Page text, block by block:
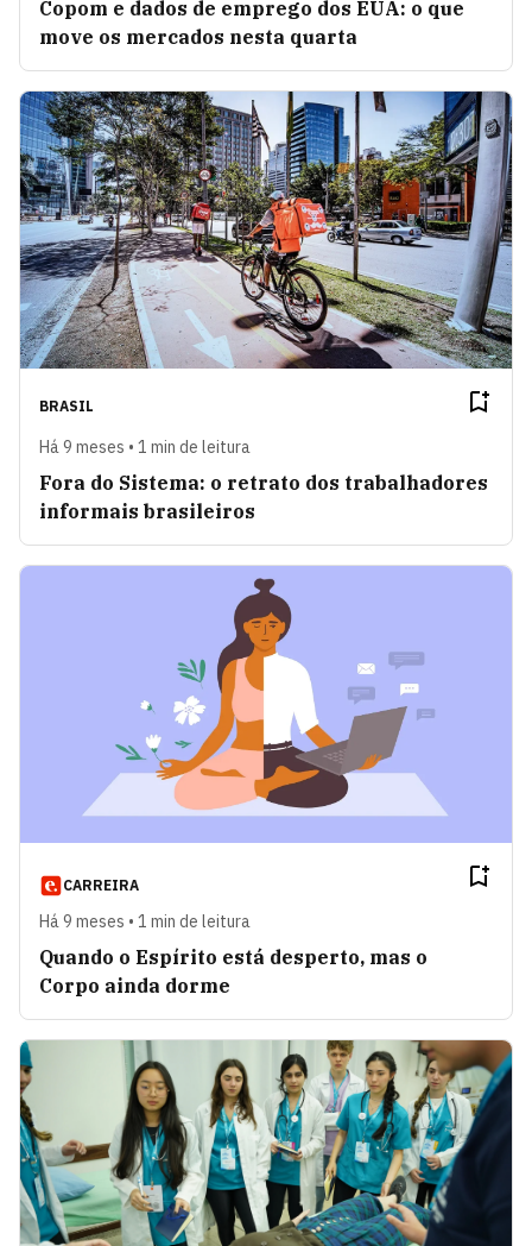
Copom e dados de emprego dos EUA: o que
move os mercados nesta quarta
BRASIL
Há 9 meses • 1 min de leitura
Fora do Sistema: o retrato dos trabalhadores
informais brasileiros
CARREIRA
Há 9 meses • 1 min de leitura
Quando o Espírito está desperto, mas o
Corpo ainda dorme